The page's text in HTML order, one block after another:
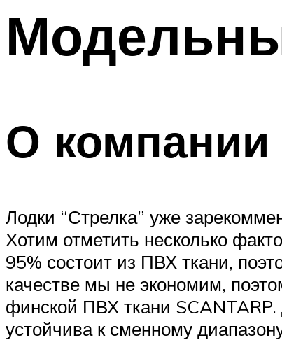
О компании
Лодки “Стрелка” уже
Хотим отметить несколько
95% состоит из ПВХ ­ткани,
качестве мы не экономим,
финской ПВХ ­ткани SCANTARP.
устойчива к сменному